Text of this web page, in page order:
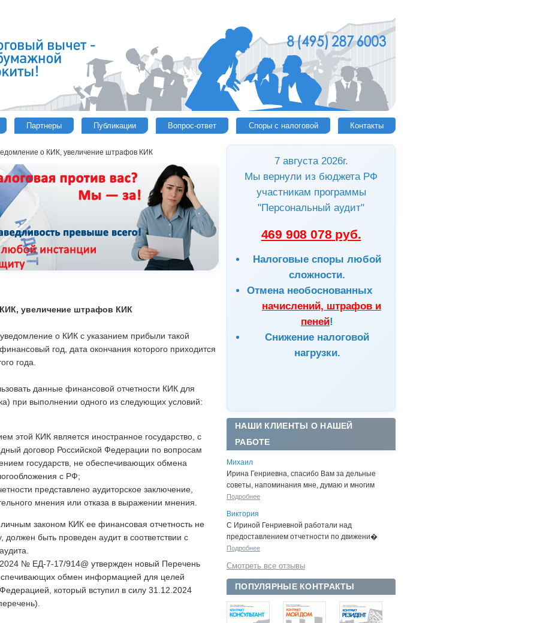
Партнеры Публикации Вопрос-ответ Споры с налоговой Контакты
7 августа 2026г.
Мы вернули из бюджета РФ
участникам программы
"Персональный аудит"
469 908 078 руб.
Налоговые споры любой
сложности.
Отмена необоснованных
начислений, штрафов и
пеней!
Снижение налоговой
нагрузки.
НАШИ КЛИЕНТЫ О НАШЕЙ
РАБОТЕ
Михаил
Ирина Генриевна, спасибо Вам за дельные
советы, напоминания мне, думаю и многим
Подробнее
Виктория
С Ириной Генриевной работали над
предоставлением отчетности по движени�
Подробнее
Смотреть все отзывы
ПОПУЛЯРНЫЕ КОНТРАКТЫ
о КИК, увеличение штрафов КИК
увеличение штрафов КИК
о КИК с указанием прибыли такой
год, дата окончания которого приходится
года.
данные финансовой отчетности КИК для
при выполнении одного из следующих условий:
этой КИК является иностранное государство, с
договор Российской Федерации по вопросам
государств, не обеспечивающих обмена
с РФ;
представлено аудиторское заключение,
мнения или отказа в выражении мнения.
личным законом КИК ее финансовая отчетность не
должен быть проведен аудит в соответствии с
№ ЕД-7-17/914@ утвержден новый Перечень
обмен информацией для целей
который вступил в силу 31.12.2024